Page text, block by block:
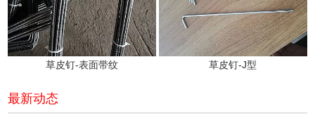
草皮钉-表面带纹 草皮钉-J型
最新动态